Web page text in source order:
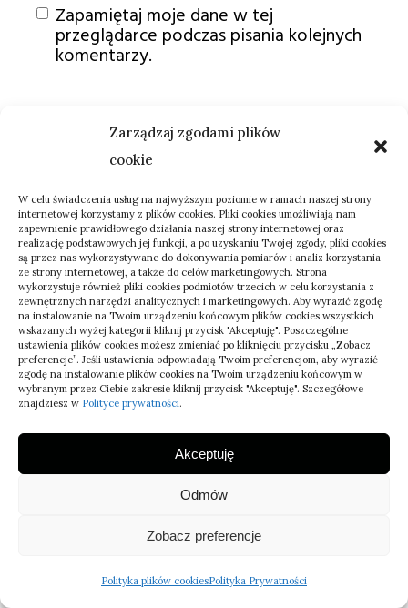
Zarządzaj zgodami plików
cookie
W celu świadczenia usług na najwyższym poziomie w ramach naszej strony
internetowej korzystamy z plików cookies. Pliki cookies umożliwiają nam
zapewnienie prawidłowego działania naszej strony internetowej oraz
realizację podstawowych jej funkcji, a po uzyskaniu Twojej zgody, pliki cookies
są przez nas wykorzystywane do dokonywania pomiarów i analiz korzystania
ze strony internetowej, a także do celów marketingowych. Strona
wykorzystuje również pliki cookies podmiotów trzecich w celu korzystania z
zewnętrznych narzędzi analitycznych i marketingowych. Aby wyrazić zgodę
na instalowanie na Twoim urządzeniu końcowym plików cookies wszystkich
wskazanych wyżej kategorii kliknij przycisk "Akceptuję". Poszczególne
ustawienia plików cookies możesz zmieniać po kliknięciu przycisku „Zobacz
preferencje”. Jeśli ustawienia odpowiadają Twoim preferencjom, aby wyrazić
zgodę na instalowanie plików cookies na Twoim urządzeniu końcowym w
wybranym przez Ciebie zakresie kliknij przycisk "Akceptuję". Szczegółowe
znajdziesz w Polityce prywatności.
Akceptuję
Odmów
Zobacz preferencje
Polityka plików cookiesPolityka Prywatności
Zapamiętaj moje dane w tej
przeglądarce podczas pisania kolejnych
komentarzy.
Dodaj komentarz
Jak sprawdzić bezpieczny transport
lokalny przed przejazdem